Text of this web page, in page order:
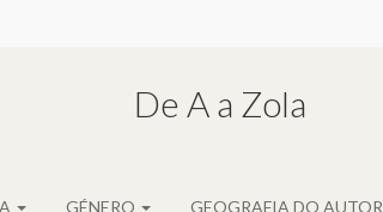
De A a Zola
GÉNERO GEOGRAFIA DO AUTOR